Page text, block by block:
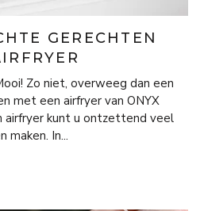
GERECHTEN
Zo niet, overweeg dan een
met een airfryer van ONYX
airfryer kunt u ontzettend veel
maken. In...
voor in de airfryer